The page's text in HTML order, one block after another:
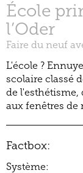
École
l’Oder
Faire du neuf
L'école ?
scolaire classé
de l'esthétisme,
aux fenêtres de
Factbox:
Système: